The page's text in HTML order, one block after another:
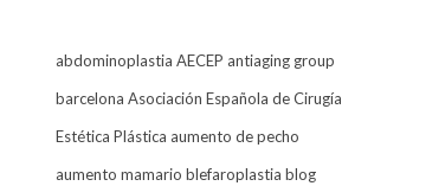
abdominoplastia AECEP antiaging group
barcelona Asociación Española de Cirugía
Estética Plástica aumento de pecho
aumento mamario blefaroplastia blog